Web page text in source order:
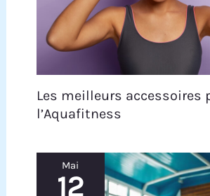
Les meilleurs accessoires
l’Aquafitness
Mai
12